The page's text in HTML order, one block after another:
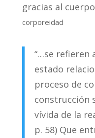
gracias al
corporeidad
“…se refieren
estado
proceso de
construcción
vívida de la
p. 58) Que